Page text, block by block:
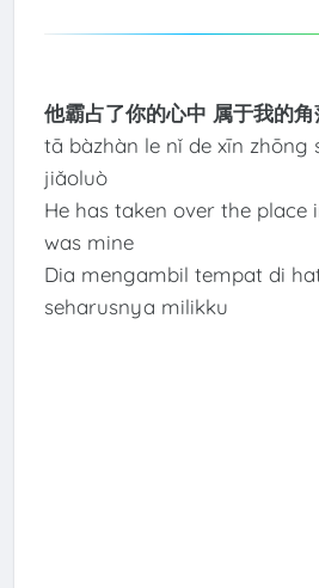
他霸占了你的心中 属于我的角
tā bàzhàn le nǐ de xīn zhōng
jiǎoluò
He has taken over the
was mine
Dia mengambil tempat di
seharusnya milikku